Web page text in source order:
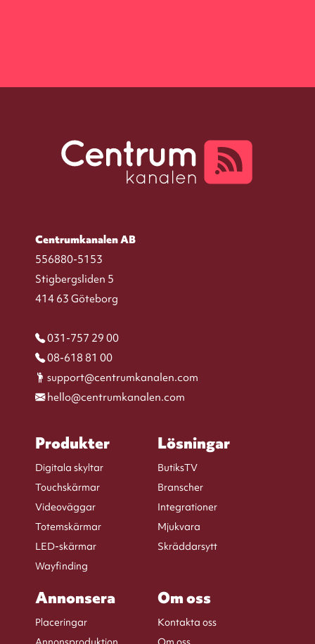
Centrumkanalen AB
556880-5153
Stigbergsliden 5
414 63 Göteborg
031-757 29 00
08-618 81 00
support@centrumkanalen.com
hello@centrumkanalen.com
Produkter
Digitala skyltar
Touchskärmar
Videoväggar
Totemskärmar
LED-skärmar
Wayfinding
Lösningar
ButiksTV
Branscher
Integrationer
Mjukvara
Skräddarsytt
Annonsera
Placeringar
Om oss
Kontakta oss